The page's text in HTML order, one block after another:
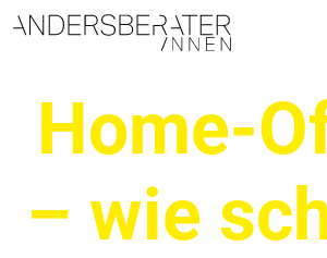
Hauptnavigation
Home-
– wie